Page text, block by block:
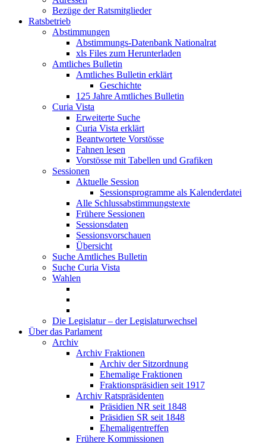
Bezüge der Ratsmitglieder
Ratsbetrieb
Abstimmungen
Abstimmungs-Datenbank Nationalrat
xls Files zum Herunterladen
Amtliches Bulletin
Amtliches Bulletin erklärt
Geschichte
125 Jahre Amtliches Bulletin
Curia Vista
Erweiterte Suche
Curia Vista erklärt
Beantwortete Vorstösse
Fahnen lesen
Vorstösse mit Tabellen und Grafiken
Sessionen
Aktuelle Session
Sessionsprogramme als Kalenderdatei
Alle Schlussabstimmungstexte
Frühere Sessionen
Sessionsdaten
Sessionsvorschauen
Übersicht
Suche Amtliches Bulletin
Suche Curia Vista
Wahlen
Die Legislatur – der Legislaturwechsel
Über das Parlament
Archiv
Archiv Fraktionen
Archiv der Sitzordnung
Ehemalige Fraktionen
Fraktionspräsidien seit 1917
Archiv Ratspräsidenten
Präsidien NR seit 1848
Präsidien SR seit 1848
Ehemaligentreffen
Frühere Kommissionen